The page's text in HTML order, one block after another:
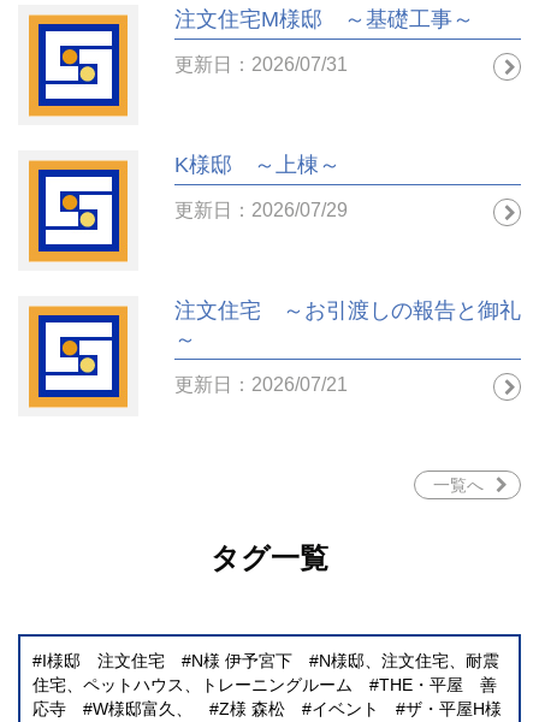
注文住宅M様邸 ～基礎工事～
更新日：2026/07/31
K様邸 ～上棟～
更新日：2026/07/29
注文住宅 ～お引渡しの報告と御礼
～
更新日：2026/07/21
一覧へ
タグ一覧
I様邸 注文住宅 N様 伊予宮下
N様邸、注文住宅、耐震
住宅、ペットハウス、トレーニングルーム
THE・平屋 善
応寺
W様邸富久、 Z様 森松 イベント
ザ・平屋H様